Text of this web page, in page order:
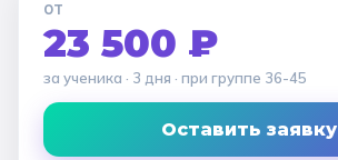
ОТ
23 500 ₽
за ученика · 3 дня · при группе 36-45
Оставить заявку